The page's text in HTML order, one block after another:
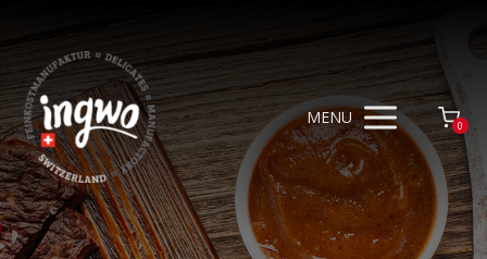
MENU 0